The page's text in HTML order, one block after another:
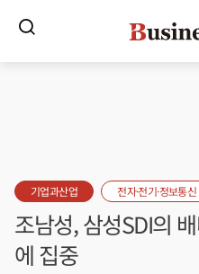
기업과산업 전자·전기·정보통신
조남성, 삼성SDI의
에 집중